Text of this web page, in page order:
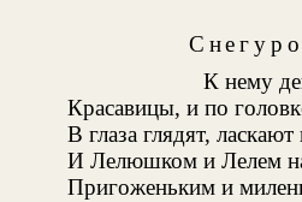
К нему
Красавицы, и по
В глаза глядят,
И Лелюшком и Лелем
Пригоженьким и